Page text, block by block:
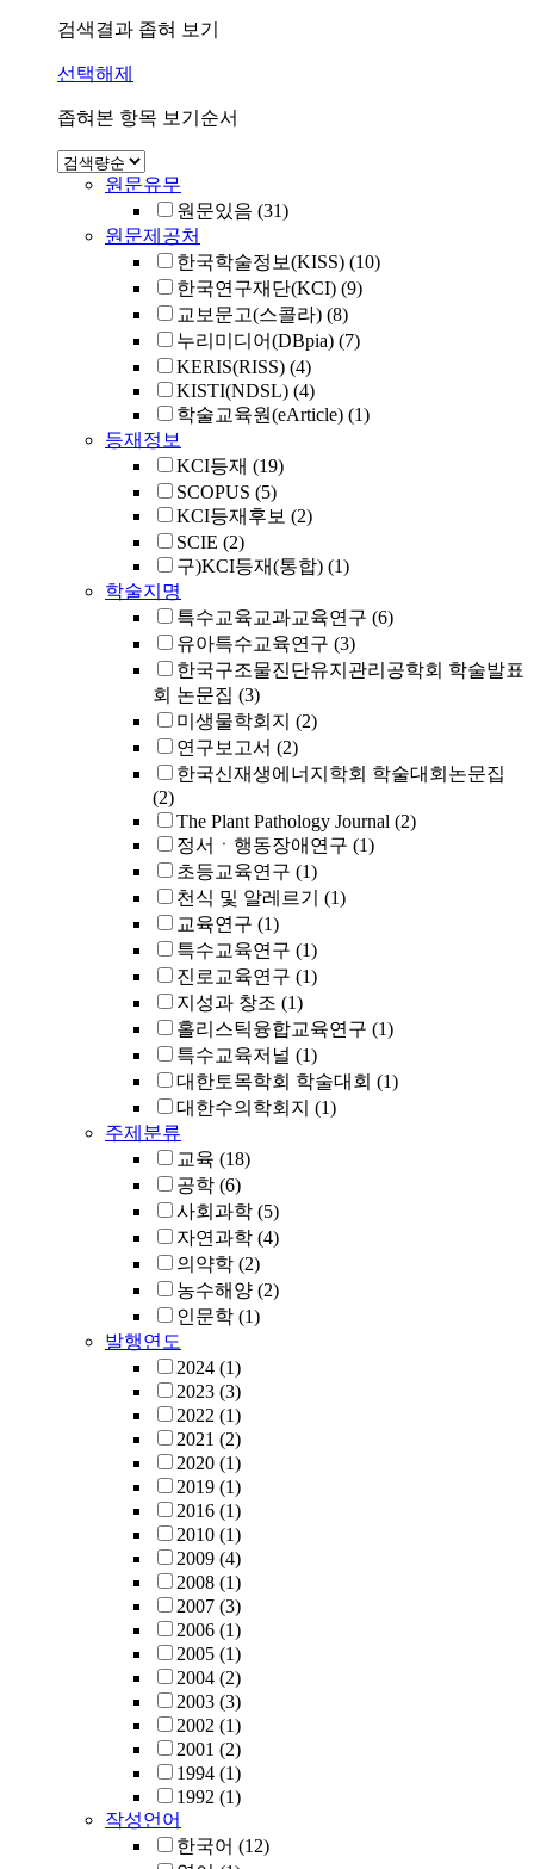
검색결과 좁혀 보기
선택해제
좁혀본 항목 보기순서
원문유무
원문있음 (31)
원문제공처
한국학술정보(KISS) (10)
한국연구재단(KCI) (9)
교보문고(스콜라) (8)
누리미디어(DBpia) (7)
KERIS(RISS) (4)
KISTI(NDSL) (4)
학술교육원(eArticle) (1)
등재정보
KCI등재 (19)
SCOPUS (5)
KCI등재후보 (2)
SCIE (2)
구)KCI등재(통합) (1)
학술지명
특수교육교과교육연구 (6)
유아특수교육연구 (3)
한국구조물진단유지관리공학회 학술발표
회 논문집 (3)
미생물학회지 (2)
연구보고서 (2)
한국신재생에너지학회 학술대회논문집
(2)
The Plant Pathology Journal (2)
정서ㆍ행동장애연구 (1)
초등교육연구 (1)
천식 및 알레르기
(1)
교육연구 (1)
특수교육연구 (1)
진로교육연구 (1)
지성과 창조 (1)
홀리스틱융합교육연구 (1)
특수교육저널 (1)
대한토목학회 학술대회 (1)
대한수의학회지 (1)
주제분류
교육 (18)
공학 (6)
사회과학 (5)
자연과학 (4)
의약학 (2)
농수해양 (2)
인문학 (1)
발행연도
2024 (1)
2023 (3)
2022 (1)
2021 (2)
2020 (1)
2019 (1)
2016 (1)
2010 (1)
2009 (4)
2008 (1)
2007 (3)
2006 (1)
2005 (1)
2004 (2)
2003 (3)
2002 (1)
2001 (2)
1994 (1)
1992 (1)
작성언어
한국어 (12)